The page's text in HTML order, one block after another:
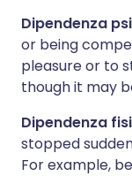
Dipendenza
or being
pleasure or to
though it may
Dipendenza
stopped
For example,